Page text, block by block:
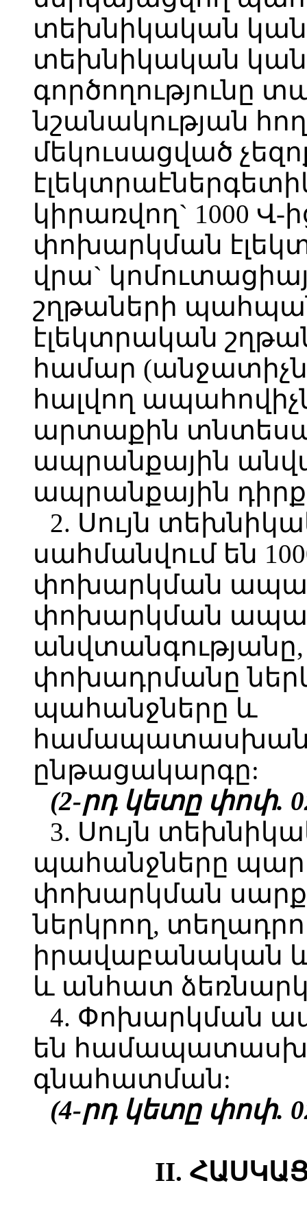
տեխնիկական
տեխնիկական
գործողությունը
նշանակության
մեկուսացված
կիրառվող` 1000
փոխարկման
վրա`
շղթաների
էլեկտրական
համար
հալվող
արտաքին
ապրանքային
ապրանքային
2. Սույն
սահմանվում են
փոխարկման
փոխարկման
փոխադրմանը
պահանջները և
ընթացակարգը:
(2-րդ կետը փոփ.
3. Սույն
պահանջները
փոխարկման
ներկրող,
իրավաբանական
և անհատ
4. Փոխարկման
են
գնահատման:
(4-րդ կետը փոփ.
II.